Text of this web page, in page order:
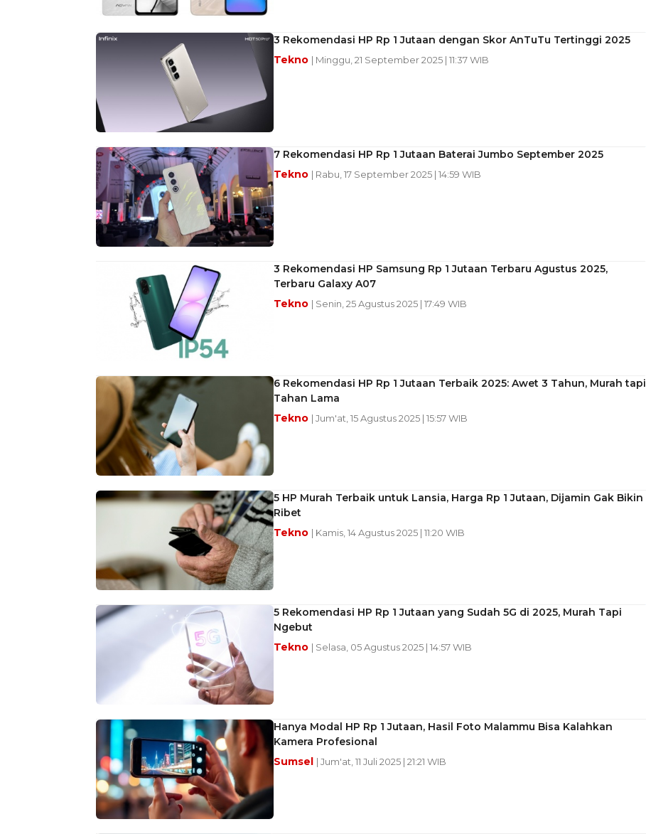
3 Rekomendasi HP Rp 1 Jutaan dengan Skor AnTuTu Tertinggi 2025
Tekno | Minggu, 21 September 2025 | 11:37 WIB
7 Rekomendasi HP Rp 1 Jutaan Baterai Jumbo September 2025
Tekno | Rabu, 17 September 2025 | 14:59 WIB
3 Rekomendasi HP Samsung Rp 1 Jutaan Terbaru Agustus 2025,
Terbaru Galaxy A07
Tekno | Senin, 25 Agustus 2025 | 17:49 WIB
6 Rekomendasi HP Rp 1 Jutaan Terbaik 2025: Awet 3 Tahun, Murah tapi
Tahan Lama
Tekno | Jum'at, 15 Agustus 2025 | 15:57 WIB
5 HP Murah Terbaik untuk Lansia, Harga Rp 1 Jutaan, Dijamin Gak Bikin
Ribet
Tekno | Kamis, 14 Agustus 2025 | 11:20 WIB
5 Rekomendasi HP Rp 1 Jutaan yang Sudah 5G di 2025, Murah Tapi
Ngebut
Tekno | Selasa, 05 Agustus 2025 | 14:57 WIB
Hanya Modal HP Rp 1 Jutaan, Hasil Foto Malammu Bisa Kalahkan
Kamera Profesional
Sumsel | Jum'at, 11 Juli 2025 | 21:21 WIB